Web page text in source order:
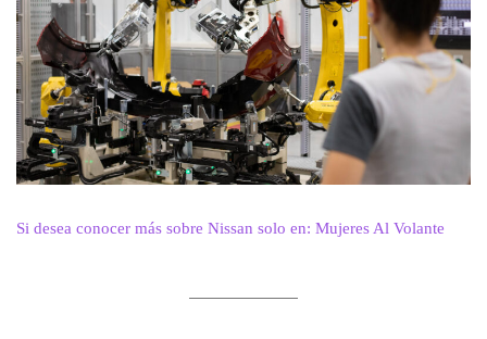
Si desea conocer más sobre Nissan solo en: Mujeres Al Volante